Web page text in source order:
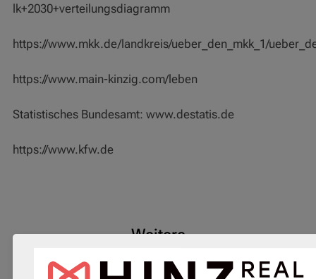
lk+2030+verteilungsdiagramm
https://www.mkk.de/landkreis/ueber_den_mkk_1/
https://www.main-kinzig.com/leben
Statistisches Bundesamt: www.destatis.de
https://www.kfw.de
Weitere